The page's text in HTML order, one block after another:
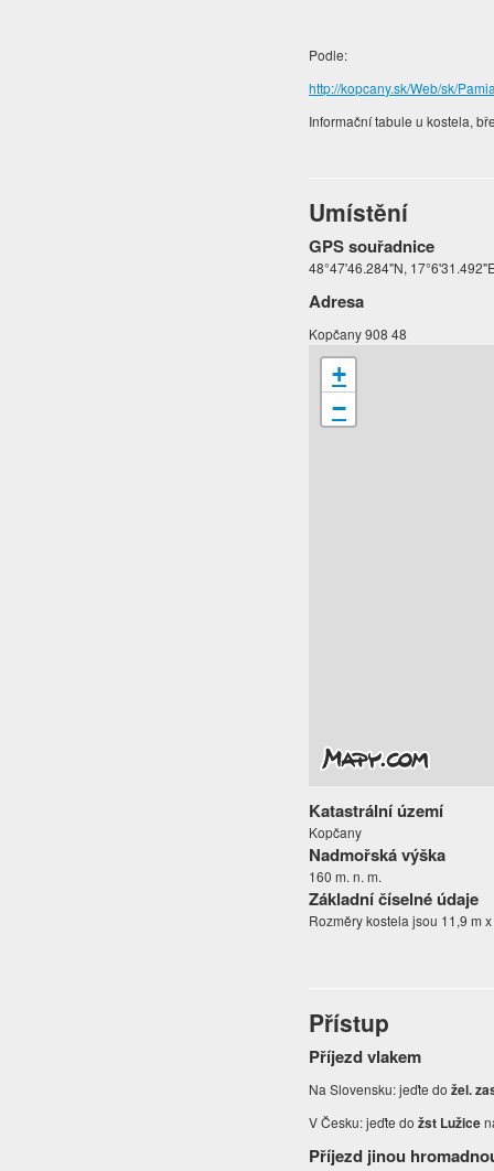
Podle:
http://kopcany.sk/Web/sk/
Informační tabule u kostela,
Umístění
GPS souřadnice
48°47'46.284"N,
Adresa
Kopčany 908 48
+
−
Katastrální území
Kopčany
Nadmořská výška
160 m. n. m.
Základní číselné údaje
Rozměry kostela jsou 11,9 m
Přístup
Příjezd vlakem
Na Slovensku: jeďte do žel.
V Česku: jeďte do žst Lužice
Příjezd jinou